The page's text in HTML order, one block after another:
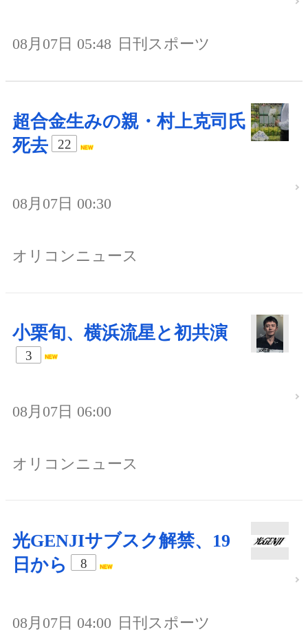
08月07日 05:48 日刊スポーツ
超合金生みの親・村上克司氏
死去
22
08月07日 00:30
オリコンニュース
小栗旬、横浜流星と初共演
3
08月07日 06:00
オリコンニュース
光GENJIサブスク解禁、19
日から
8
08月07日 04:00 日刊スポーツ